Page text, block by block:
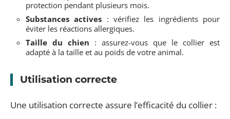
protection pendant plusieurs mois.
Substances actives : vérifiez les ingrédients pour
éviter les réactions allergiques.
Taille du chien : assurez-vous que le collier est
adapté à la taille et au poids de votre animal.
Utilisation correcte
Une utilisation correcte assure l’efficacité du collier :